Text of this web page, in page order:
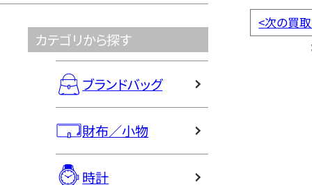
カテゴリから探す
ブランドバッグ
財布／小物
時計
<次の買